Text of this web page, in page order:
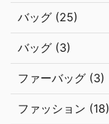
バッグ (25)
バッグ (3)
ファーバッグ (3)
ファッション (18)